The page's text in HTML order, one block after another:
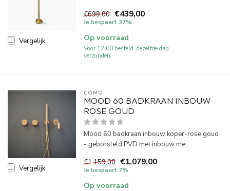
Vergelijk
€699,00 €439,00
Je bespaart 37%
Op voorraad
Voor 12:00 besteld, dezelfde dag
verzonden.
Vergelijk
COMO
MOOD 60 BADKRAAN INBOUW
ROSE GOUD
Mood 60 badkraan inbouw koper-rose goud
- geborsteld PVD met inbouw me...
€1.159,00 €1.079,00
Je bespaart 7%
Op voorraad